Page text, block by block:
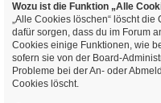
Wozu ist die Funktion „Alle
„Alle Cookies löschen“ löscht
dafür sorgen, dass du im Forum
Cookies einige Funktionen, wie
sofern sie von der Board-
Probleme bei der An- oder
Cookies löscht.